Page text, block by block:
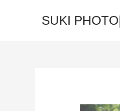
SUKI